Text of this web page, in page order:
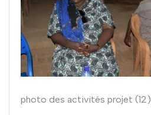
photo des activités projet (12)